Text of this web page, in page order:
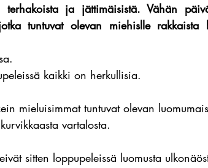
terhakoista ja jättimäisistä. Vähän
tuntuvat olevan miehislle rakkaista
kaikki on herkullisia.
mieluisimmat tuntuvat olevan
vartalosta.
sitten loppupeleissä luomusta